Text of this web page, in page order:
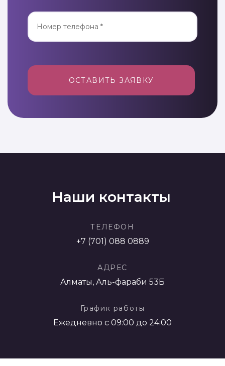
ОСТАВИТЬ ЗАЯВКУ
Наши контакты
ТЕЛЕФОН
+7 (701) 088 0889
АДРЕС
Алматы, Аль-фараби 53Б
График работы
Ежедневно с 09:00 до 24:00